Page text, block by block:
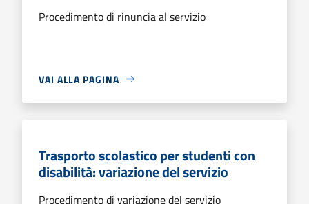
Procedimento di rinuncia al servizio
VAI ALLA PAGINA
Trasporto scolastico per studenti con
disabilità: variazione del servizio
Procedimento di variazione del servizio